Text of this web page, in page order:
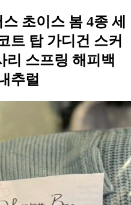
초이스 봄 4종 세
트 탑 가디건 스커
리 스프링 해피백
추럴